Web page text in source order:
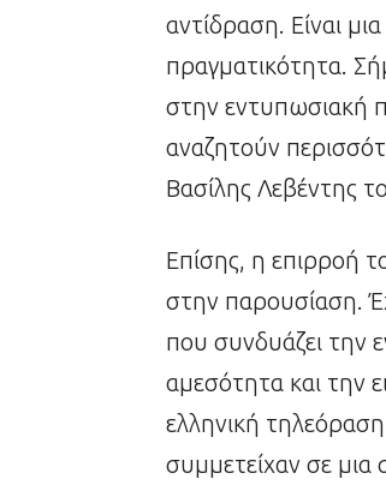
αντίδραση. Είναι
πραγματικότητα.
στην εντυπωσιακή
αναζητούν
Βασίλης Λεβέντης
Επίσης, η επιρροή
στην παρουσίαση.
που συνδυάζει την
αμεσότητα και την
ελληνική
συμμετείχαν σε